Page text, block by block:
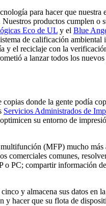
para hacer que
productos cumplen o
Eco de UL y el Blue
de calificación
y el reciclaje con la
a lanzar todos los
donde la gente podía
Servicios Administrados de
su entorno de
(MFP) mucho
comerciales comunes,
PC; compartir información
y almacena sus datos en
hacer que su flota de